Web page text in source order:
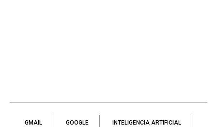
GMAIL GOOGLE INTELIGENCIA ARTIFICIAL